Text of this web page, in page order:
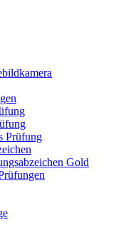
Prüfung
Gold